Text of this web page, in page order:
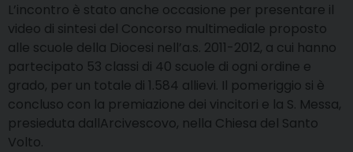
L’incontro è stato anche occasione per presentare il
video di sintesi del Concorso multimediale proposto
alle scuole della Diocesi nell’a.s. 2011-2012, a cui hanno
partecipato 53 classi di 40 scuole di ogni ordine e
grado, per un totale di 1.584 allievi. Il pomeriggio si è
concluso con la premiazione dei vincitori e la S. Messa,
presieduta dallArcivescovo, nella Chiesa del Santo
Volto.